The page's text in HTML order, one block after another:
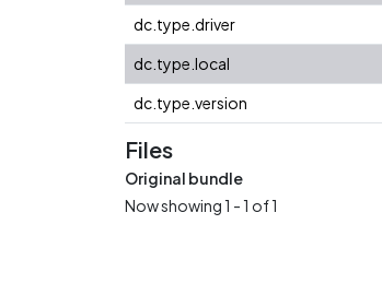
dc.type.driver
dc.type.local
dc.type.version
Files
Original bundle
Now showing1 - 1 of 1